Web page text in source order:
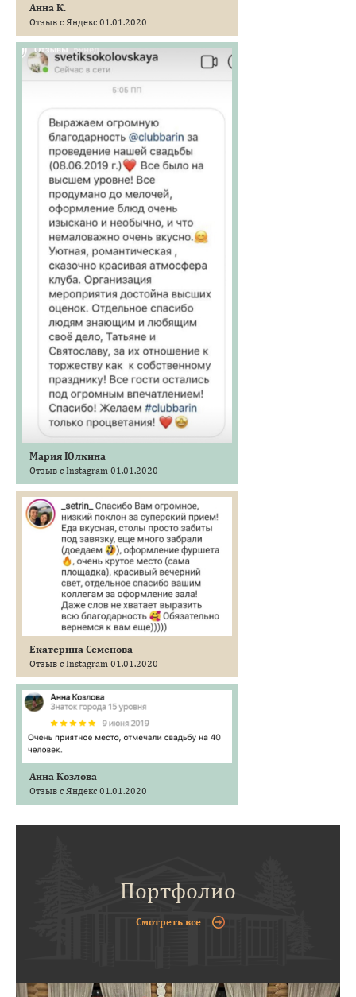
Анна К.
Отзыв с Яндекс 01.01.2020
Мария Юлкина
Отзыв с Instagram 01.01.2020
Екатерина Семенова
Отзыв с Instagram 01.01.2020
Анна Козлова
Отзыв с Яндекс 01.01.2020
Портфолио
Смотреть все